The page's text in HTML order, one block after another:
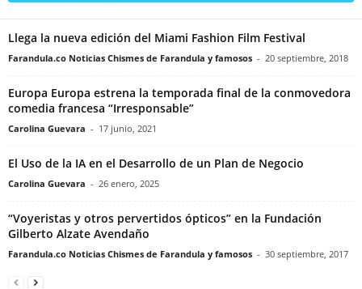
Llega la nueva edición del Miami Fashion Film Festival
Farandula.co Noticias Chismes de Farandula y famosos - 20 septiembre, 2018
Europa Europa estrena la temporada final de la conmovedora
comedia francesa “Irresponsable”
Carolina Guevara - 17 junio, 2021
El Uso de la IA en el Desarrollo de un Plan de Negocio
Carolina Guevara - 26 enero, 2025
“Voyeristas y otros pervertidos ópticos” en la Fundación
Gilberto Alzate Avendaño
Farandula.co Noticias Chismes de Farandula y famosos - 30 septiembre, 2017